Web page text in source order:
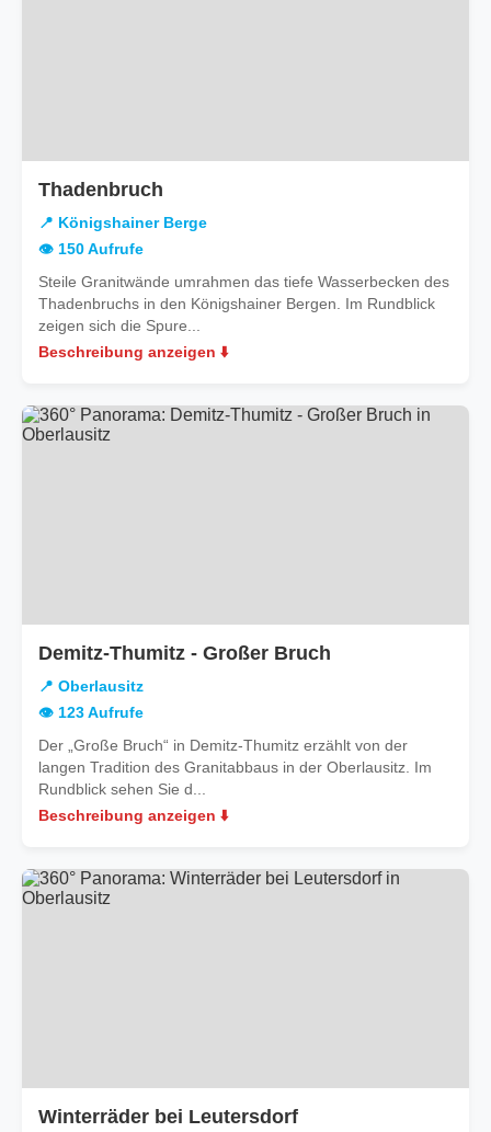
Thadenbruch
Königshainer
Berge
📍 Königshainer Berge
👁️ 150 Aufrufe
Steile Granitwände umrahmen das tiefe Wasserbecken des
Thadenbruchs in den Königshainer Bergen. Im Rundblick
zeigen sich die Spure...
Beschreibung anzeigen ⬇️
Demitz-Thumitz - Großer Bruch
📍 Oberlausitz
👁️ 123 Aufrufe
Der „Große Bruch“ in Demitz-Thumitz erzählt von der
langen Tradition des Granitabbaus in der Oberlausitz. Im
Rundblick sehen Sie d...
Beschreibung anzeigen ⬇️
Winterräder bei Leutersdorfin